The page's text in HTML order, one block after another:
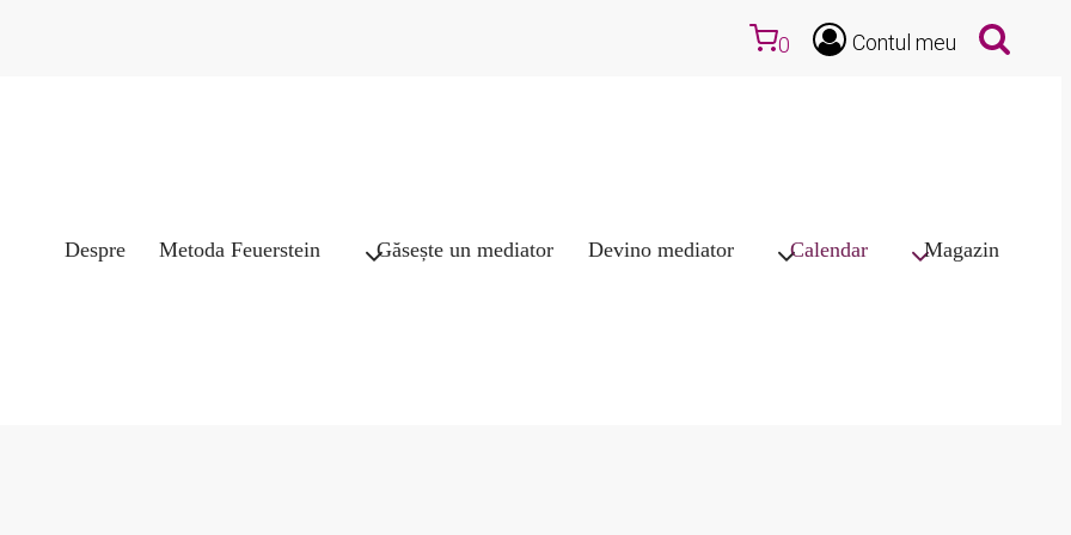
0 Contul meu
Despre Metoda Feuerstein Găsește un mediator Devino mediator Calendar Magazin